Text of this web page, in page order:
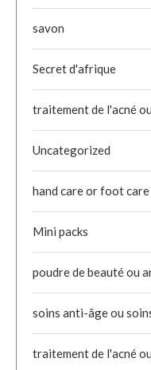
savon
Secret d'afrique
traitement de l'acné
Uncategorized
hand care or foot
Mini packs
poudre de beauté ou
soins anti-âge ou
traitement de l'acné